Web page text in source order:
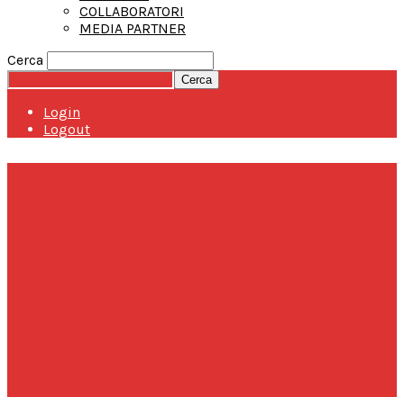
COLLABORATORI
MEDIA PARTNER
Cerca
Login
Logout